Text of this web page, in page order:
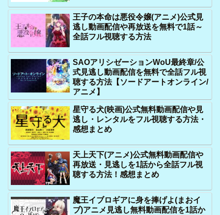
王子の本命は悪役令嬢(アニメ)公式見
逃し動画配信や再放送を無料で1話～
全話フル視聴する方法
SAOアリシゼーションWoU最終章/公
式見逃し動画配信を無料で全話フル視
聴する方法【ソードアートオンライン/
アニメ】
星守る犬(映画)公式無料動画配信や見
逃し・レンタルをフル視聴する方法・
感想まとめ
天上天下(アニメ)公式無料動画配信や
再放送・見逃しを1話から全話フル視
聴する方法！感想まとめ
魔王イブロギアに身を捧げよ(まおイ
ブ)アニメ見逃し無料動画配信を1話か